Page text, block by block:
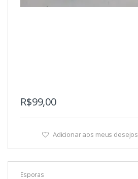
R$99,00
Adicionar aos meus desejos
Esporas